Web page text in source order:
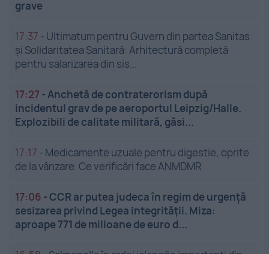
grave
17:37 - Ultimatum pentru Guvern din partea Sanitas
și Solidaritatea Sanitară: Arhitectură completă
pentru salarizarea din sis...
17:27 -Anchetă de contraterorism după
incidentul grav de pe aeroportul Leipzig/Halle.
Explozibili de calitate militară, găsi...
17:17 - Medicamente uzuale pentru digestie, oprite
de la vânzare. Ce verificări face ANMDMR
17:06 -CCR ar putea judeca în regim de urgență
sesizarea privind Legea integrității. Miza:
aproape 771 de milioane de euro d...